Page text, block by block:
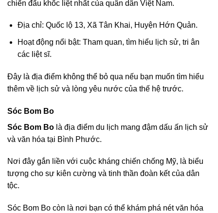
chiến đấu khốc liệt nhất của quân dân Việt Nam.
Địa chỉ: Quốc lộ 13, Xã Tân Khai, Huyện Hớn Quản.
Hoạt động nổi bật: Tham quan, tìm hiểu lịch sử, tri ân
các liệt sĩ.
Đây là địa điểm không thể bỏ qua nếu bạn muốn tìm hiểu
thêm về lịch sử và lòng yêu nước của thế hệ trước.
Sóc Bom Bo
Sóc Bom Bo là địa điểm du lịch mang đậm dấu ấn lịch sử
và văn hóa tại Bình Phước.
Nơi đây gắn liền với cuộc kháng chiến chống Mỹ, là biểu
tượng cho sự kiên cường và tinh thần đoàn kết của dân
tộc.
Sóc Bom Bo còn là nơi bạn có thể khám phá nét văn hóa